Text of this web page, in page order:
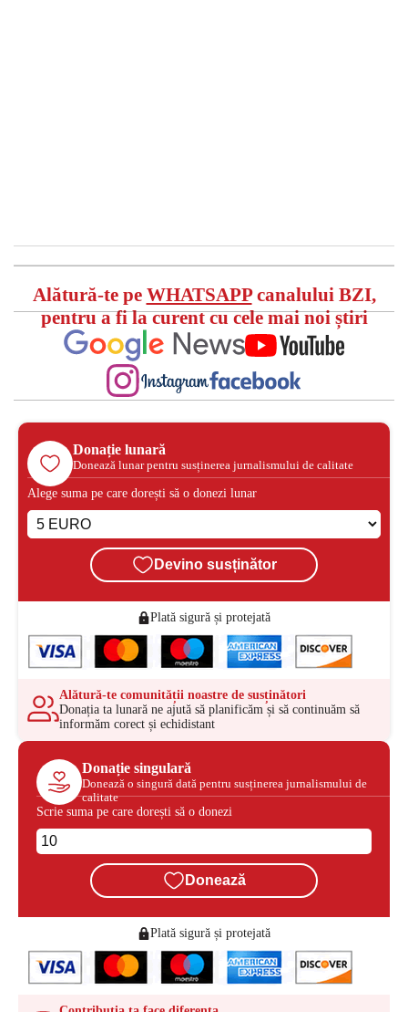
Alătură-te pe WHATSAPPcanalului BZI,
pentru a fi la curent cu cele mai noi știri
Donație lunară
Donează lunar pentru susținerea jurnalismului de calitate
Alege suma pe care dorești să o donezi lunar
Devino susținător
Plată sigură și protejată
Alătură-te comunității noastre de susținători
Donația ta lunară ne ajută să planificăm și să continuăm să
informăm corect și echidistant
Donație singulară
Donează o singură dată pentru susținerea jurnalismului de
calitate
Scrie suma pe care dorești să o donezi
Donează
Plată sigură și protejată